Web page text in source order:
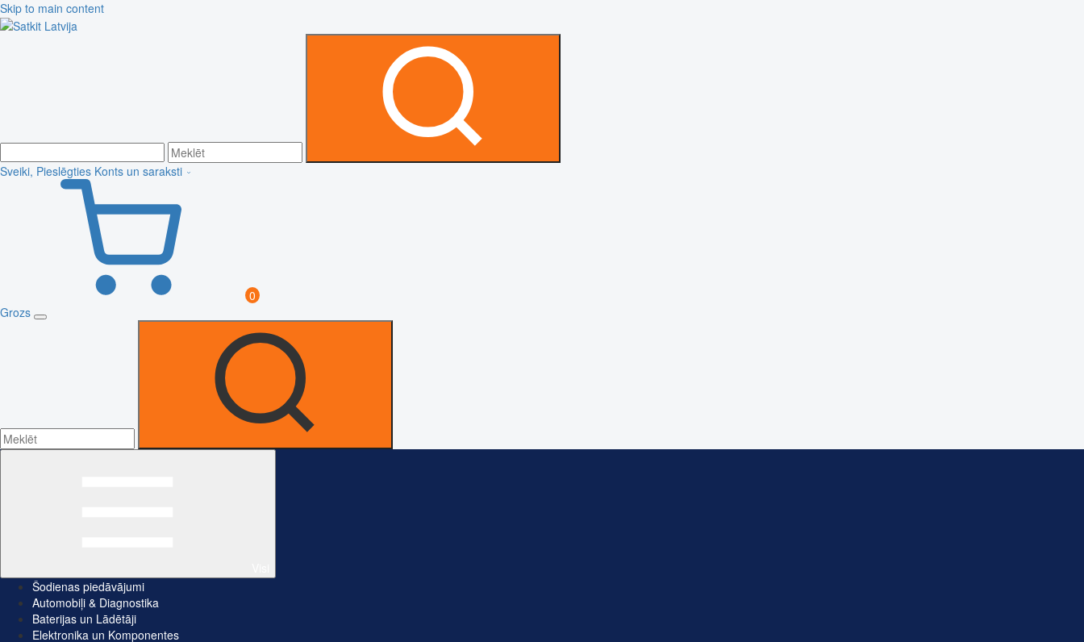
Skip to main content
Sveiki, Pieslēgties Konts un saraksti
0
Grozs
Šodienas piedāvājumi
Automobiļi & Diagnostika
Baterijas un Lādētāji
Elektronika un Komponentes